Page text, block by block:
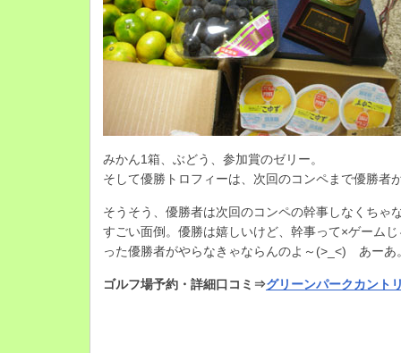
みかん1箱、ぶどう、参加賞のゼリー。
そして優勝トロフィーは、次回のコンペまで優勝者
そうそう、優勝者は次回のコンペの幹事しなくちゃ
すごい面倒。優勝は嬉しいけど、幹事って×ゲーム
った優勝者がやらなきゃならんのよ～(>_<) あーあ
ゴルフ場予約・詳細口コミ⇒グリーンパークカント